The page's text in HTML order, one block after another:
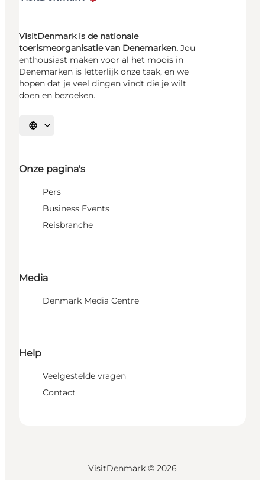
VisitDenmark is de nationale
toerismeorganisatie van Denemarken. Jou
enthousiast maken voor al het moois in
Denemarken is letterlijk onze taak, en we
hopen dat je veel dingen vindt die je wilt
doen en bezoeken.
Selecteer taal
Onze pagina's
Pers
Business Events
Reisbranche
Media
Denmark Media Centre
Help
Veelgestelde vragen
Contact
VisitDenmark © 2026